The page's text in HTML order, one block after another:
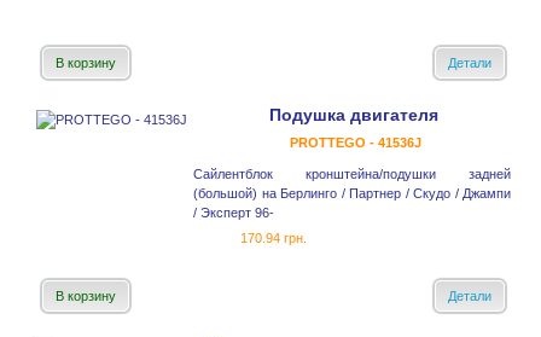
В корзину Детали
Подушка двигателя
PROTTEGO - 41536J
Сайлентблок кронштейна/подушки задней
(большой) на Берлинго / Партнер / Скудо / Джампи
/ Эксперт 96-
170.94 грн.
В корзину Детали